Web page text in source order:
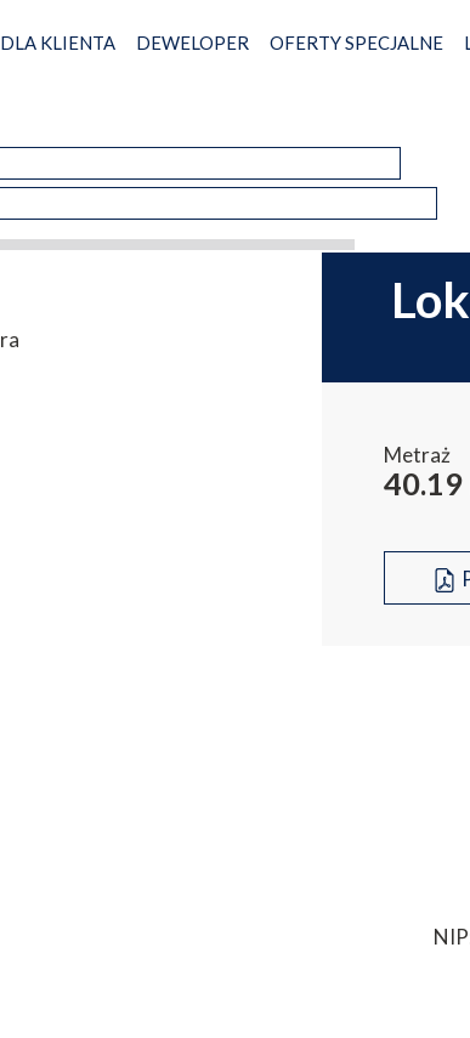
DLA KLIENTA DEWELOPER OFERTY SPECJALNE
Metraż
40.19